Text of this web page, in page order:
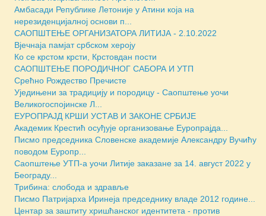
Амбасади Републике Летоније у Атини која на
нерезиденцијалној основи п...
САОПШТЕЊЕ ОРГАНИЗАТОРА ЛИТИЈА - 2.10.2022
Вјечнаја памјат србском хероју
Ко се крстом крсти, Крстовдан пости
САОПШТЕЊЕ ПОРОДИЧНОГ САБОРА И УТП
Срећно Рождество Пречисте
Уједињени за традицију и породицу - Саопштење уочи
Великогоспојинске Л...
ЕУРОПРАЈД КРШИ УСТАВ И ЗАКОНЕ СРБИЈЕ
Академик Крестић осуђује организовање Еуропрајда...
Писмо председника Словенске академије Александру Вучићу
поводом Еуропр...
Саопштење УТП-а уочи Литије заказане за 14. август 2022 у
Београду...
Трибина: слобода и здравље
Писмо Патријарха Иринеја председнику владе 2012 године...
Центар за заштиту хришћанског идентитета - против